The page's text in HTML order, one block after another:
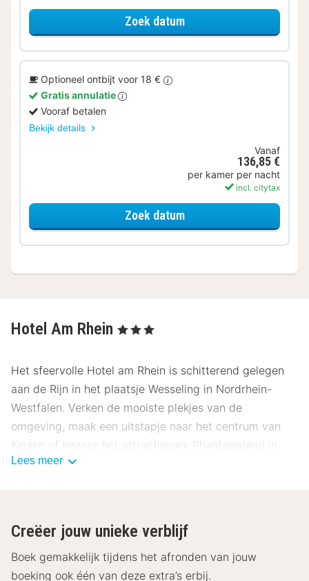
Zoek datumvoor Ontbijt Special
Optioneel ontbijt voor 18 €
Gratis annulatie
Vooraf betalen
Bekijk details
Vanaf
136,85 €
per kamer per nacht
incl. citytax
Zoek datumvoor Superior kamer
Hotel Am Rhein , 3 Sterren
Het sfeervolle Hotel am Rhein is schitterend gelegen
aan de Rijn in het plaatsje Wesseling in Nordrhein-
Westfalen. Verken de mooiste plekjes van de
omgeving, maak een uitstapje naar het centrum van
Keulen of bezoek het attractiepark Phantasialand in
Brühl.
badkamer met een douche, toilet en föhn. Begin de
dag goed met een uitgebreid ontbijt in de ontbijtruimte
van het hotel. Bent u op zoek naar een adresje om te
Lees meer
Creëer jouw unieke verblijf
Boek gemakkelijk tijdens het afronden van jouw
boeking ook één van deze extra’s erbij.